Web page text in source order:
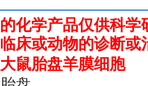
化学产品仅供科
床或动物的诊断或
大鼠胎盘羊膜细胞